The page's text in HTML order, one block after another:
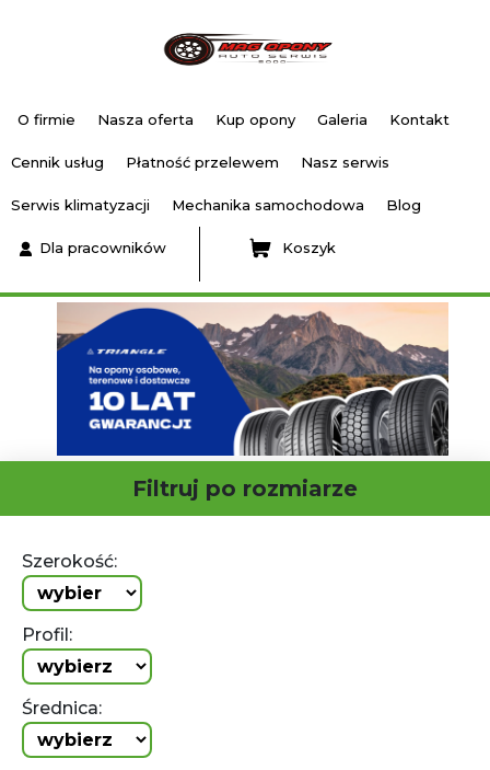
O firmie Nasza oferta Kup opony Galeria Kontakt
Cennik usług Płatność przelewem Nasz serwis
Serwis klimatyzacji Mechanika samochodowa Blog
Dla pracowników Koszyk
Filtruj po rozmiarze
Szerokość:
Profil:
Średnica: